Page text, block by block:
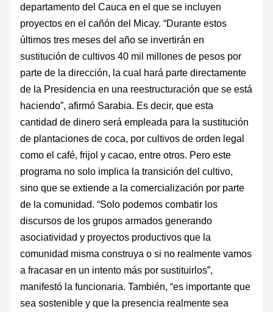
departamento del Cauca en el que se incluyen
proyectos en el cañón del Micay. “Durante estos
últimos tres meses del año se invertirán en
sustitución de cultivos 40 mil millones de pesos por
parte de la dirección, la cual hará parte directamente
de la Presidencia en una reestructuración que se está
haciendo”, afirmó Sarabia. Es decir, que esta
cantidad de dinero será empleada para la sustitución
de plantaciones de coca, por cultivos de orden legal
como el café, frijol y cacao, entre otros. Pero este
programa no solo implica la transición del cultivo,
sino que se extiende a la comercialización por parte
de la comunidad. “Solo podemos combatir los
discursos de los grupos armados generando
asociatividad y proyectos productivos que la
comunidad misma construya o si no realmente vamos
a fracasar en un intento más por sustituirlos”,
manifestó la funcionaria. También, “es importante que
sea sostenible y que la presencia realmente sea